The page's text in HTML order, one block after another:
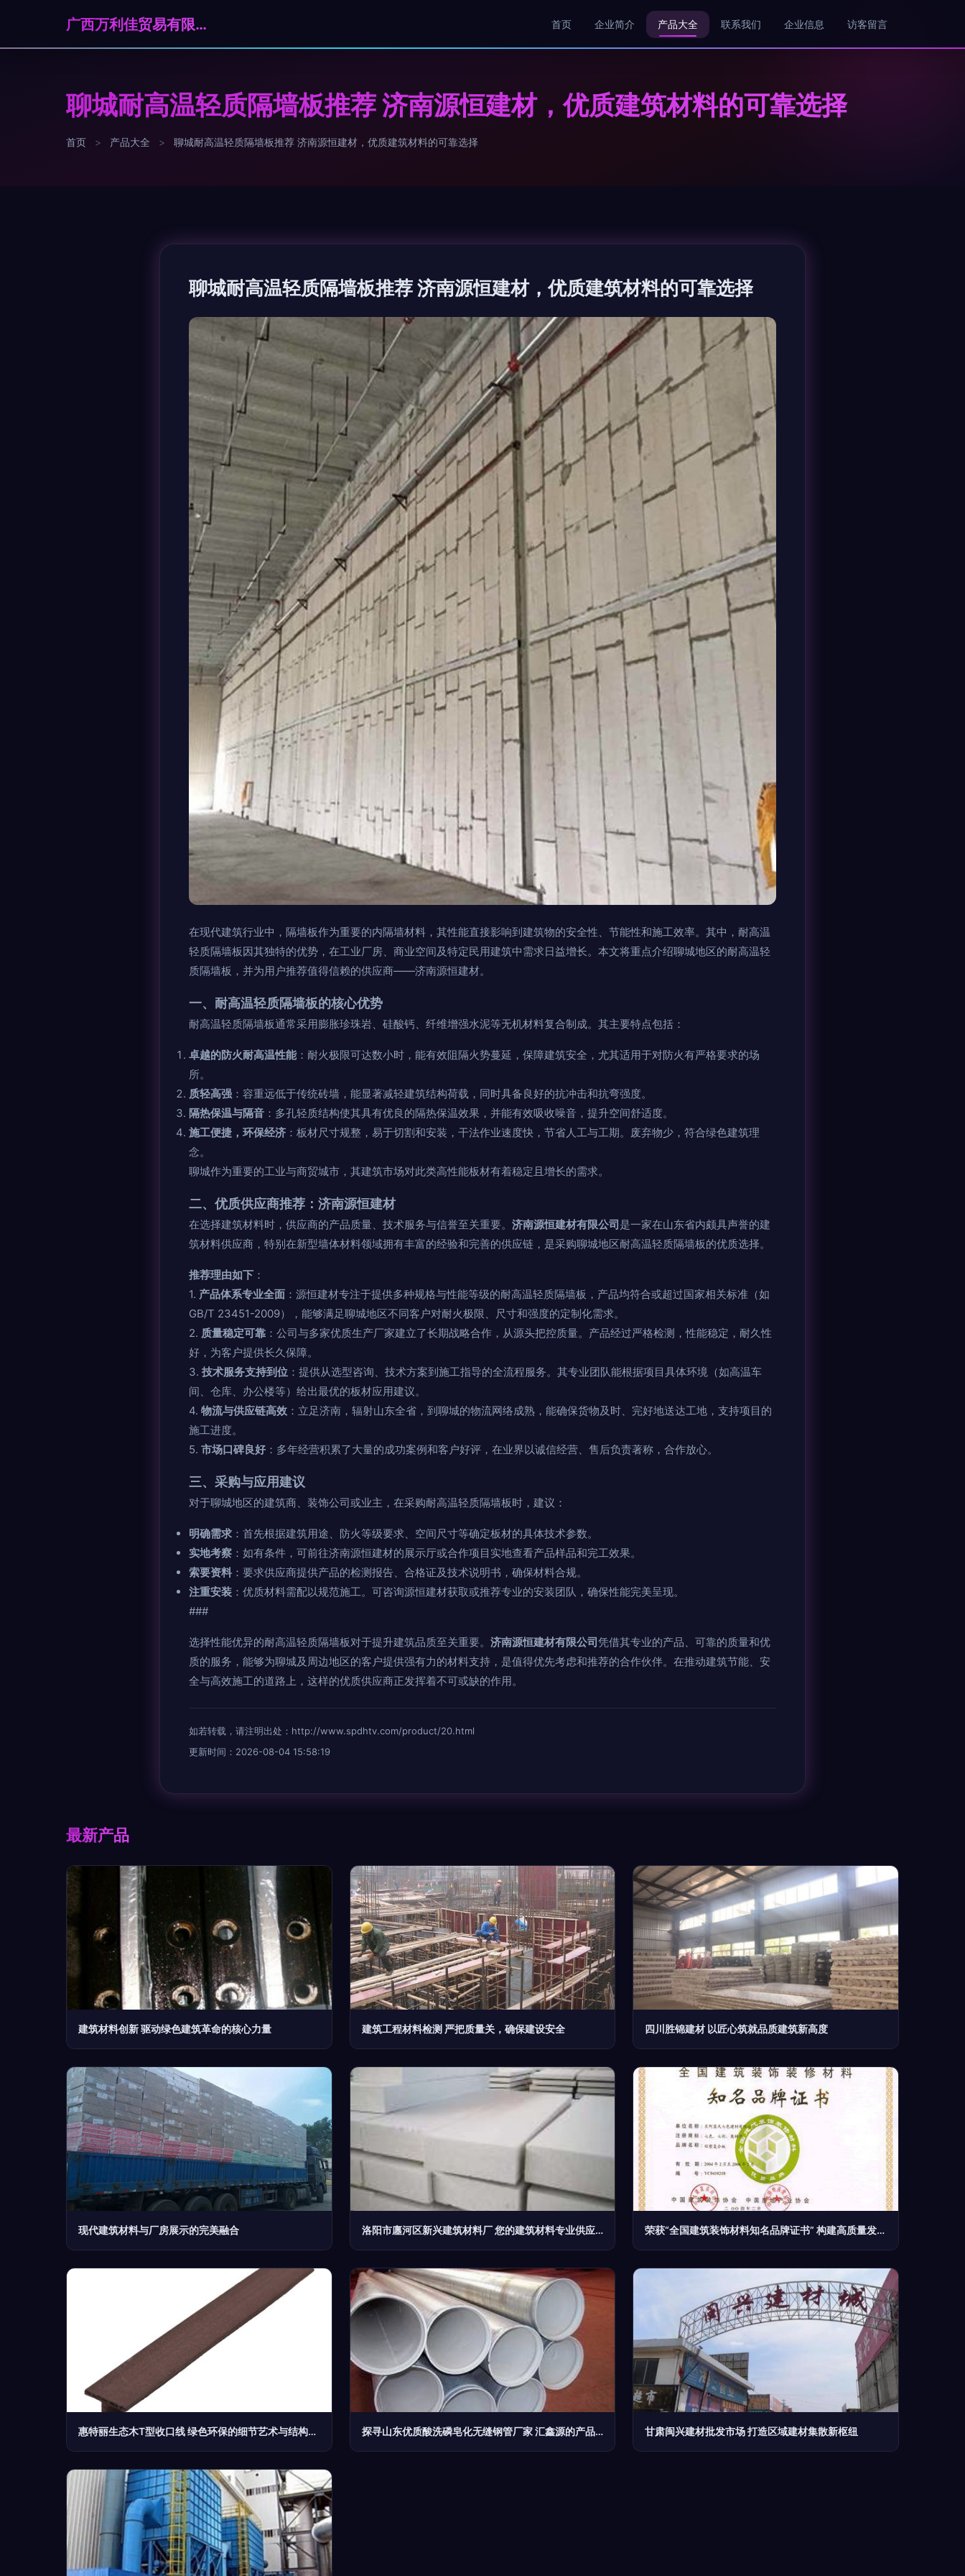
广西万利佳贸易有限公司 首页 企业简介 产品大全 联系我们 企业信息 访客留言
聊城耐高温轻质隔墙板推荐 济南源恒建材，优质建筑材料的可靠选择
首页 > 产品大全 > 聊城耐高温轻质隔墙板推荐 济南源恒建材，优质建筑材料的可靠选择
聊城耐高温轻质隔墙板推荐 济南源恒建材，优质建筑材料的可靠选择
在现代建筑行业中，隔墙板作为重要的内隔墙材料，其性能直接影响到建筑物的安全性、节能性和施工效率。其中，耐高温
轻质隔墙板因其独特的优势，在工业厂房、商业空间及特定民用建筑中需求日益增长。本文将重点介绍聊城地区的耐高温轻
质隔墙板，并为用户推荐值得信赖的供应商——济南源恒建材。
一、耐高温轻质隔墙板的核心优势
耐高温轻质隔墙板通常采用膨胀珍珠岩、硅酸钙、纤维增强水泥等无机材料复合制成。其主要特点包括：
卓越的防火耐高温性能 ：耐火极限可达数小时，能有效阻隔火势蔓延，保障建筑安全，尤其适用于对防火有严格要求的场
所。
质轻高强 ：容重远低于传统砖墙，能显著减轻建筑结构荷载，同时具备良好的抗冲击和抗弯强度。
隔热保温与隔音 ：多孔轻质结构使其具有优良的隔热保温效果，并能有效吸收噪音，提升空间舒适度。
施工便捷，环保经济 ：板材尺寸规整，易于切割和安装，干法作业速度快，节省人工与工期。废弃物少，符合绿色建筑理
念。
聊城作为重要的工业与商贸城市，其建筑市场对此类高性能板材有着稳定且增长的需求。
二、优质供应商推荐：济南源恒建材
在选择建筑材料时，供应商的产品质量、技术服务与信誉至关重要。 济南源恒建材有限公司是一家在山东省内颇具声誉的建
筑材料供应商，特别在新型墙体材料领域拥有丰富的经验和完善的供应链，是采购聊城地区耐高温轻质隔墙板的优质选择。
推荐理由如下 ：
1. 产品体系专业全面 ：源恒建材专注于提供多种规格与性能等级的耐高温轻质隔墙板，产品均符合或超过国家相关标准（如
GB/T 23451-2009），能够满足聊城地区不同客户对耐火极限、尺寸和强度的定制化需求。
2. 质量稳定可靠 ：公司与多家优质生产厂家建立了长期战略合作，从源头把控质量。产品经过严格检测，性能稳定，耐久性
好，为客户提供长久保障。
3. 技术服务支持到位 ：提供从选型咨询、技术方案到施工指导的全流程服务。其专业团队能根据项目具体环境（如高温车
间、仓库、办公楼等）给出最优的板材应用建议。
4. 物流与供应链高效 ：立足济南，辐射山东全省，到聊城的物流网络成熟，能确保货物及时、完好地送达工地，支持项目的
施工进度。
5. 市场口碑良好 ：多年经营积累了大量的成功案例和客户好评，在业界以诚信经营、售后负责著称，合作放心。
三、采购与应用建议
对于聊城地区的建筑商、装饰公司或业主，在采购耐高温轻质隔墙板时，建议：
明确需求 ：首先根据建筑用途、防火等级要求、空间尺寸等确定板材的具体技术参数。
实地考察 ：如有条件，可前往济南源恒建材的展示厅或合作项目实地查看产品样品和完工效果。
索要资料 ：要求供应商提供产品的检测报告、合格证及技术说明书，确保材料合规。
注重安装 ：优质材料需配以规范施工。可咨询源恒建材获取或推荐专业的安装团队，确保性能完美呈现。
###
选择性能优异的耐高温轻质隔墙板对于提升建筑品质至关重要。 济南源恒建材有限公司凭借其专业的产品、可靠的质量和优
质的服务，能够为聊城及周边地区的客户提供强有力的材料支持，是值得优先考虑和推荐的合作伙伴。在推动建筑节能、安
全与高效施工的道路上，这样的优质供应商正发挥着不可或缺的作用。
如若转载，请注明出处：http://www.spdhtv.com/product/20.html
更新时间：2026-08-04 15:58:19
最新产品
建筑材料创新 驱动绿色建筑革命的核心力量 建筑工程材料检测 严把质量关，确保建设安全 四川胜锦建材 以匠心筑就品质建筑新高度
现代建筑材料与厂房展示的完美融合 洛阳市廛河区新兴建筑材料厂 您的建筑材料专业供应商 荣获“全国建筑装饰材料知名品牌证书” 构建高质量发展新引擎
惠特丽生态木T型收口线 绿色环保的细节艺术与结构解决方案 探寻山东优质酸洗磷皂化无缝钢管厂家 汇鑫源的产品与服务剖析 甘肃闽兴建材批发市场 打造区域建材集散新枢纽